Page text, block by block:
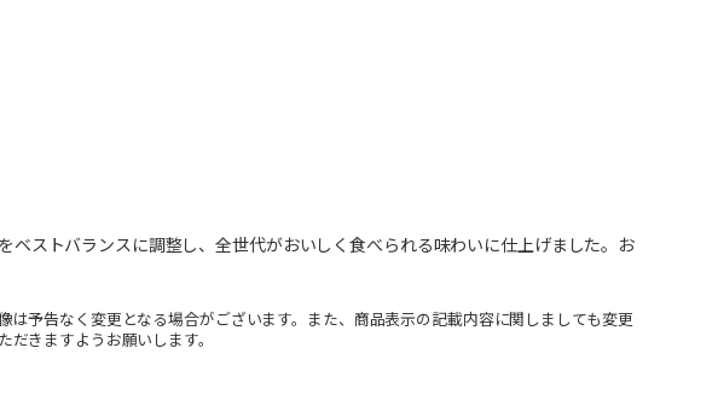
ストバランスに調整し、全世代がおいしく食べられる味わいに仕上げました。お
予告なく変更となる場合がございます。また、商品表示の記載内容に関しましても変更
きますようお願いします。